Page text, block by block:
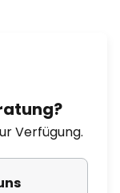
Verfügung.